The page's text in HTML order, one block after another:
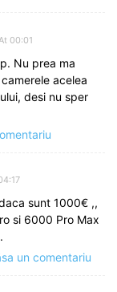
00:01
Nu prea ma
acelea
desi nu sper
sunt 1000€ ,,
si 6000 Pro Max
un comentariu